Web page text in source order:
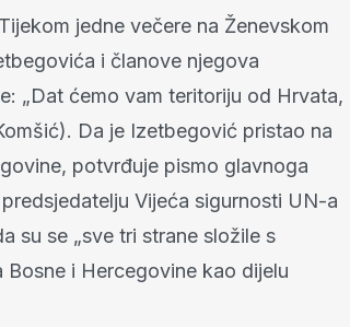
jedne večere na Ženevskom
i članove njegova
„Dat ćemo vam teritoriju od Hrvata,
Da je Izetbegović pristao na
potvrđuje pismo glavnoga
Vijeća sigurnosti UN-a
su se „sve tri strane složile s
i Hercegovine kao dijelu